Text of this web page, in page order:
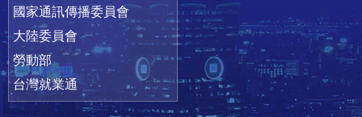
國家通訊傳播委員會
大陸委員會
勞動部
台灣就業通